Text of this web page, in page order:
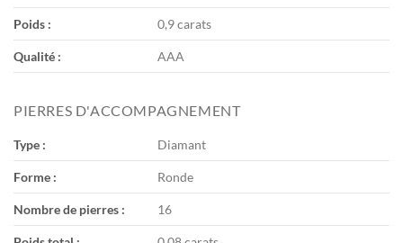
Poids : 0,9 carats
Qualité : AAA
PIERRES D'ACCOMPAGNEMENT
Type : Diamant
Forme : Ronde
Nombre de pierres : 16